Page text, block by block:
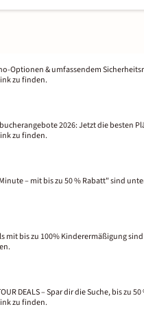
Optionen & umfassendem
zu finden.
2026: Jetzt die besten
zu finden.
– mit bis zu 50 % Rabatt" sind
mit bis zu 100% Kinderermäßigung
DEALS – Spar dir die Suche, bis zu
zu finden.